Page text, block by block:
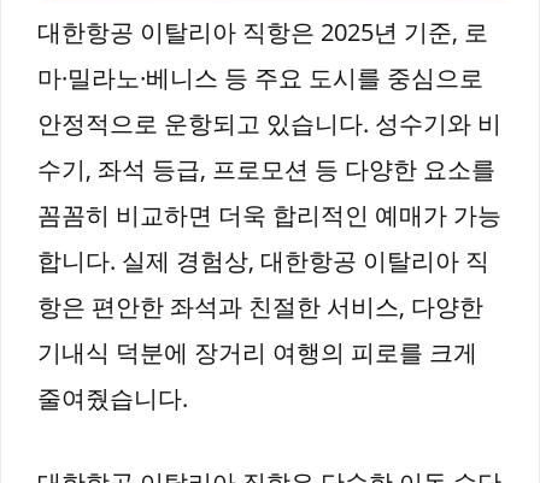
대한항공 이탈리아 직항은 2025년 기준, 로
마·밀라노·베니스 등 주요 도시를 중심으로
안정적으로 운항되고 있습니다. 성수기와 비
수기, 좌석 등급, 프로모션 등 다양한 요소를
꼼꼼히 비교하면 더욱 합리적인 예매가 가능
합니다. 실제 경험상, 대한항공 이탈리아 직
항은 편안한 좌석과 친절한 서비스, 다양한
기내식 덕분에 장거리 여행의 피로를 크게
줄여줬습니다.